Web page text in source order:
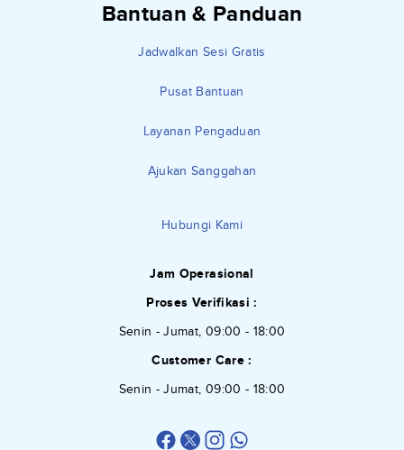
Bantuan & Panduan
Jadwalkan Sesi Gratis
Pusat Bantuan
Layanan Pengaduan
Ajukan Sanggahan
Hubungi Kami
Jam Operasional
Proses Verifikasi :
Senin - Jumat, 09:00 - 18:00
Customer Care :
Senin - Jumat, 09:00 - 18:00